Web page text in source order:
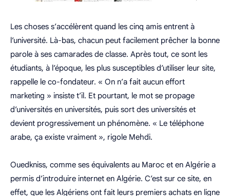
Les choses s’accélèrent quand les cinq amis entrent à
l’université. Là-bas, chacun peut facilement prêcher la bonne
parole à ses camarades de classe. Après tout, ce sont les
étudiants, à l’époque, les plus susceptibles d’utiliser leur site,
rappelle le co-fondateur. « On n’a fait aucun effort
marketing » insiste t’il. Et pourtant, le mot se propage
d’universités en universités, puis sort des universités et
devient progressivement un phénomène. « Le téléphone
arabe, ça existe vraiment », rigole Mehdi.
Ouedkniss, comme ses équivalents au Maroc et en Algérie a
permis d’introduire internet en Algérie. C’est sur ce site, en
effet, que les Algériens ont fait leurs premiers achats en ligne